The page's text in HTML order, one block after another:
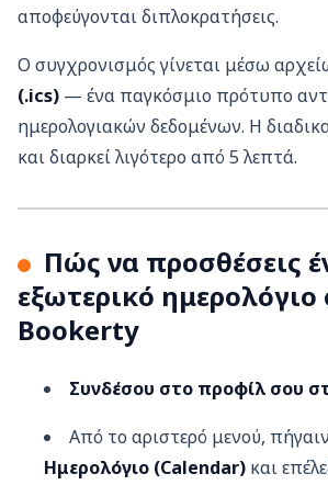
αποφεύγονται διπλοκρατήσεις.
Ο συγχρονισμός γίνεται μέσω
(.ics) — ένα παγκόσμιο πρότυπο
ημερολογιακών δεδομένων. Η
και διαρκεί λιγότερο από 5 λεπτά.
Πώς να προσθέσεις
εξωτερικό ημερολόγιο
Bookerty
Συνδέσου στο προφίλ σου
Από το αριστερό μενού,
Ημερολόγιο (Calendar) και